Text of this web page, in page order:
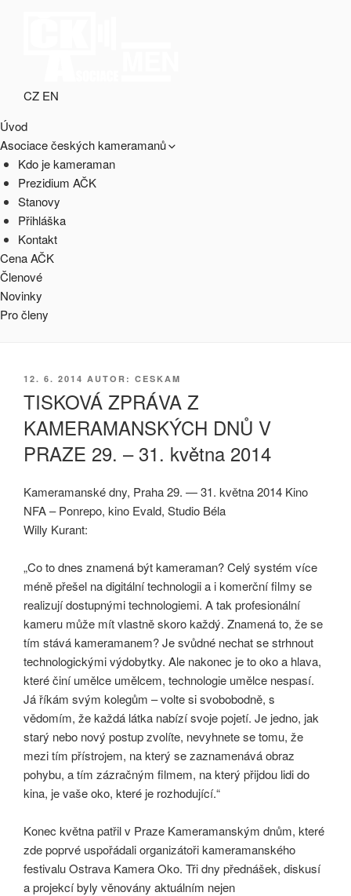
CZ EN
ASOCIACE ČESKÝCH
KAMERAMANŮ
Úvod
Asociace českých kameramanů
Kdo je kameraman
Prezidium AČK
Stanovy
Přihláška
Kontakt
Cena AČK
Členové
Novinky
Pro členy
PUBLIKOVÁNO
12. 6. 2014 AUTOR: CESKAM
TISKOVÁ ZPRÁVA Z
KAMERAMANSKÝCH DNŮ V
PRAZE 29. – 31. května 2014
Kameramanské dny, Praha 29. — 31. května 2014 Kino
NFA – Ponrepo, kino Evald, Studio Béla
Willy Kurant:
„Co to dnes znamená být kameraman? Celý systém více
méně přešel na digitální technologii a i komerční filmy se
realizují dostupnými technologiemi. A tak profesionální
kameru může mít vlastně skoro každý. Znamená to, že se
tím stává kameramanem? Je svůdné nechat se strhnout
technologickými výdobytky. Ale nakonec je to oko a hlava,
které činí umělce umělcem, technologie umělce nespasí.
Já říkám svým kolegům – volte si svobobodně, s
vědomím, že každá látka nabízí svoje pojetí. Je jedno, jak
starý nebo nový postup zvolíte, nevyhnete se tomu, že
mezi tím přístrojem, na který se zaznamenává obraz
pohybu, a tím zázračným filmem, na který přijdou lidi do
kina, je vaše oko, které je rozhodující.“
Konec května patřil v Praze Kameramanským dnům, které
zde poprvé uspořádali organizátoři kameramanského
festivalu Ostrava Kamera Oko. Tři dny přednášek, diskusí
a projekcí byly věnovány aktuálním nejen